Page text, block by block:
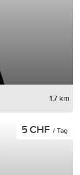
1,7 km
5 CHF / Tag